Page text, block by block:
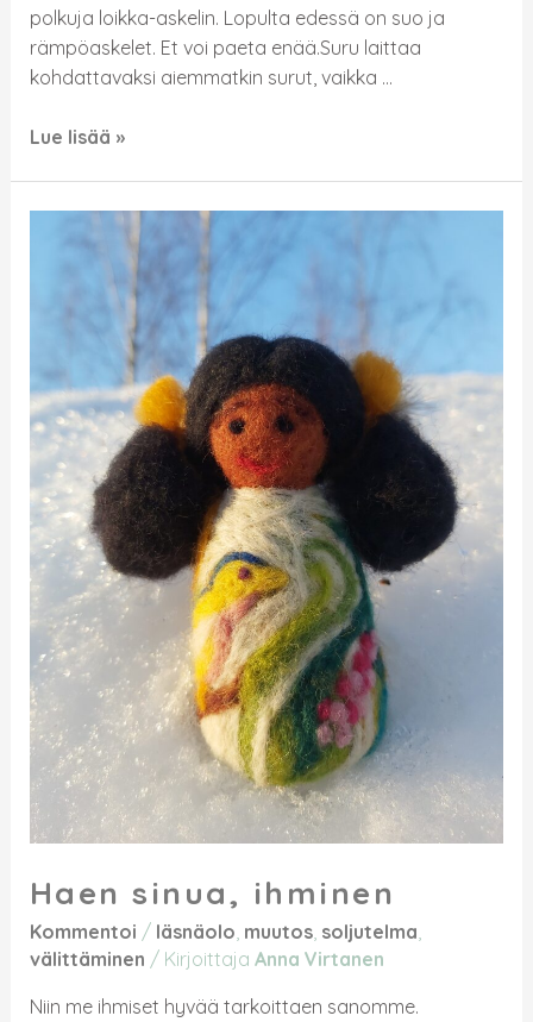
polkuja loikka-askelin. Lopulta edessä on suo ja
rämpöaskelet. Et voi paeta enää.Suru laittaa
kohdattavaksi aiemmatkin surut, vaikka …
Lue lisää »
Haen sinua, ihminen
Kommentoi / läsnäolo muutos, soljutelma
välittäminen / Kirjoittaja Anna Virtanen
Niin me ihmiset hyvää tarkoittaen sanomme.